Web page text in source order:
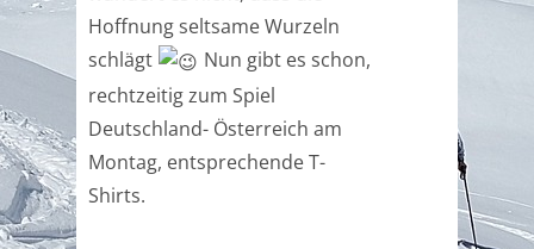
Hoffnung seltsame Wurzeln
schlägt
Nun gibt es schon,
rechtzeitig zum Spiel
Deutschland- Österreich am
Montag, entsprechende T-
Shirts.